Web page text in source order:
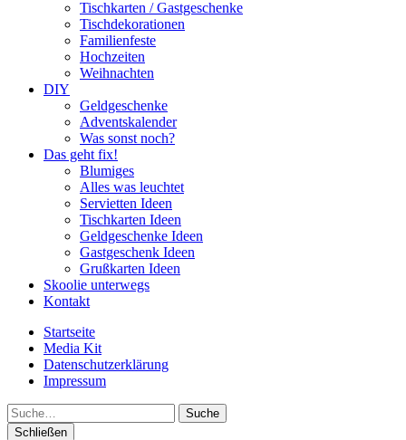
Tischkarten / Gastgeschenke
Tischdekorationen
Familienfeste
Hochzeiten
Weihnachten
DIY
Geldgeschenke
Adventskalender
Was sonst noch?
Das geht fix!
Blumiges
Alles was leuchtet
Servietten Ideen
Tischkarten Ideen
Geldgeschenke Ideen
Gastgeschenk Ideen
Grußkarten Ideen
Skoolie unterwegs
Kontakt
Startseite
Media Kit
Datenschutzerklärung
Impressum
Suche
Schließen